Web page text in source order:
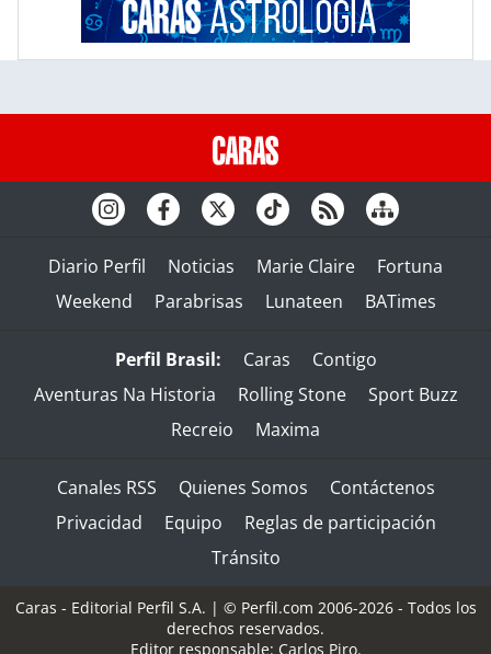
Diario Perfil Noticias Marie Claire
Fortuna
Weekend
Parabrisas Lunateen BATimes
Perfil Brasil: Caras
Contigo
Aventuras Na Historia
Rolling Stone
Sport Buzz
Recreio
Maxima
Canales RSS Quienes Somos
Contáctenos
Privacidad
Equipo
Reglas de participación
Tránsito
Caras - Editorial Perfil S.A. | © Perfil.com 2006-2026 - Todos los
derechos reservados.
Editor responsable: Carlos Piro.